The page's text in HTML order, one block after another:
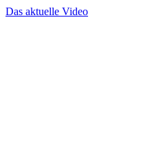
Das aktuelle Video